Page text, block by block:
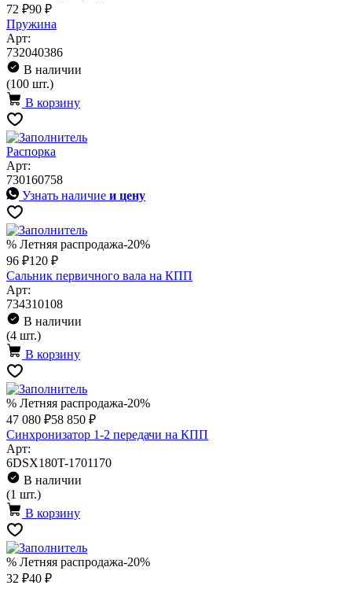
72 ₽90 ₽
Пружина
Арт:
732040386
В наличии
(100 шт.)
В корзину
Распорка
Арт:
730160758
Узнать наличие и цену
% Летняя распродажа-20%
96 ₽120 ₽
Сальник первичного вала на КПП
Арт:
734310108
В наличии
(4 шт.)
В корзину
% Летняя распродажа-20%
47 080 ₽58 850 ₽
Синхронизатор 1-2 передачи на КПП
Арт:
6DSX180T-1701170
В наличии
(1 шт.)
В корзину
% Летняя распродажа-20%
32 ₽40 ₽